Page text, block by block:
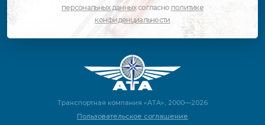
персональных данныхсогласно политике
конфиденциальности
Транспортная компания «АТА», 2000—2026
Пользовательское соглашение